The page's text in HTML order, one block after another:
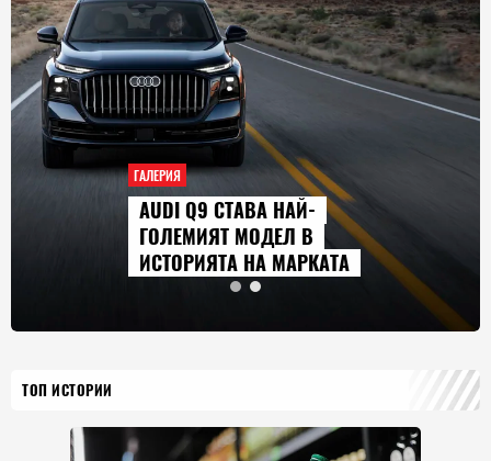
ГАЛЕРИЯ
AUDI Q9 СТАВА НАЙ-
ГОЛЕМИЯТ МОДЕЛ В
ИСТОРИЯТА НА МАРКАТА
ТОП ИСТОРИИ